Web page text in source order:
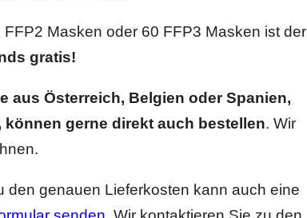
Masken oder 60 FFP3 Masken ist der
gratis!
aus Österreich, Belgien oder Spanien,
gerne direkt auch bestellen. Wir
den genauen Lieferkosten kann auch eine